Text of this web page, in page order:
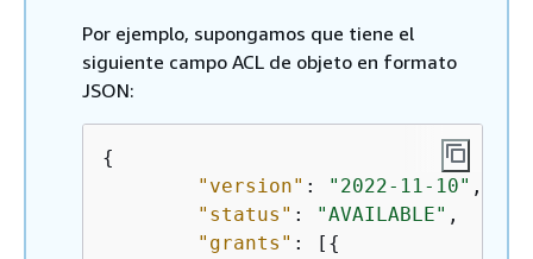
Por ejemplo, supongamos que tiene el
siguiente campo ACL de objeto en formato
JSON:
{
"version" : "2022-11-10" ,
"status" : "AVAILABLE" ,
"grants" : [ {